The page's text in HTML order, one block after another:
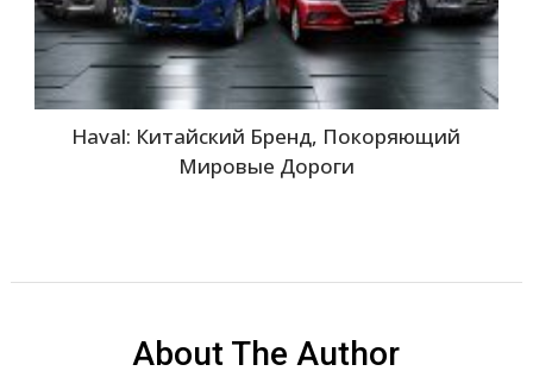
Haval: Китайский Бренд, Покоряющий
Мировые Дороги
About The Author